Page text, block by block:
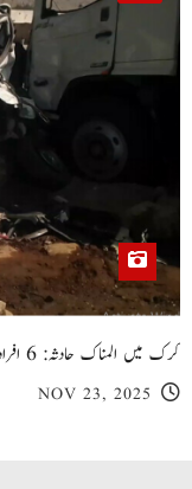
کرک میں المناک حادثہ: 6 افراد جاں بحق، متعدد زخمی
NOV 23, 2025